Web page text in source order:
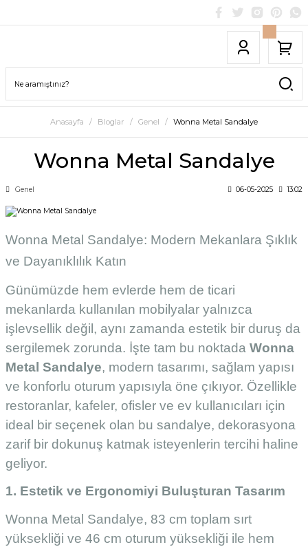
Anasayfa Bloglar Genel Wonna Metal Sandalye
Wonna Metal Sandalye
Genel 06-05-2025 13:02
Wonna Metal Sandalye: Modern Mekanlara Şıklık
ve Dayanıklılık Katın
Günümüzde hem evlerde hem de ticari
mekanlarda kullanılan mobilyalar yalnızca
işlevsellik değil, aynı zamanda estetik bir duruş da
sergilemek zorunda. İşte tam bu noktada Wonna
Metal Sandalye, modern tasarımı, sağlam yapısı
ve konforlu oturum yapısıyla öne çıkıyor. Özellikle
restoranlar, kafeler, ofisler ve ev kullanıcıları için
ideal bir seçenek olan bu sandalye, dekorasyona
zarif bir dokunuş katmak isteyenlerin tercihi haline
geliyor.
1. Estetik ve Ergonomiyi Buluşturan Tasarım
Wonna Metal Sandalye, 83 cm toplam sırt
yüksekliği ve 46 cm oturum yüksekliği ile hem